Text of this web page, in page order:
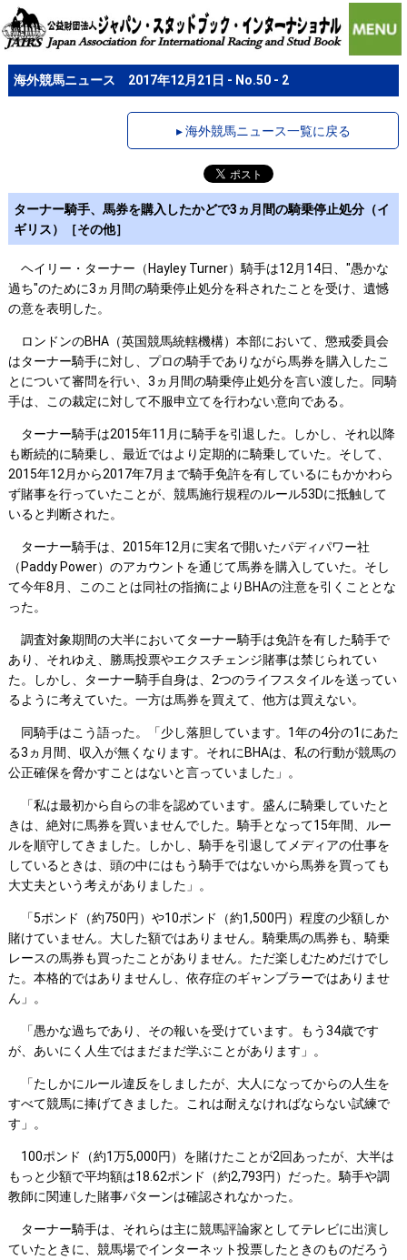
海外競馬ニュース 2017年12月21日 - No.50 - 2
▸ 海外競馬ニュース一覧に戻る
ターナー騎手、馬券を購入したかどで3ヵ月間の騎乗停止処分（イ
ギリス）［その他］
ヘイリー・ターナー（Hayley Turner）騎手は12月14日、"愚かな
過ち"のために3ヵ月間の騎乗停止処分を科されたことを受け、遺憾
の意を表明した。
ロンドンのBHA（英国競馬統轄機構）本部において、懲戒委員会
はターナー騎手に対し、プロの騎手でありながら馬券を購入したこ
とについて審問を行い、3ヵ月間の騎乗停止処分を言い渡した。同騎
手は、この裁定に対して不服申立てを行わない意向である。
ターナー騎手は2015年11月に騎手を引退した。しかし、それ以降
も断続的に騎乗し、最近ではより定期的に騎乗していた。そして、
2015年12月から2017年7月まで騎手免許を有しているにもかかわら
ず賭事を行っていたことが、競馬施行規程のルール53Dに抵触して
いると判断された。
ターナー騎手は、2015年12月に実名で開いたパディパワー社
（Paddy Power）のアカウントを通じて馬券を購入していた。そし
て今年8月、このことは同社の指摘によりBHAの注意を引くこととな
った。
調査対象期間の大半においてターナー騎手は免許を有した騎手で
あり、それゆえ、勝馬投票やエクスチェンジ賭事は禁じられてい
た。しかし、ターナー騎手自身は、2つのライフスタイルを送ってい
るように考えていた。一方は馬券を買えて、他方は買えない。
同騎手はこう語った。「少し落胆しています。1年の4分の1にあた
る3ヵ月間、収入が無くなります。それにBHAは、私の行動が競馬の
公正確保を脅かすことはないと言っていました」。
「私は最初から自らの非を認めています。盛んに騎乗していたと
きは、絶対に馬券を買いませんでした。騎手となって15年間、ルー
ルを順守してきました。しかし、騎手を引退してメディアの仕事を
しているときは、頭の中にはもう騎手ではないから馬券を買っても
大丈夫という考えがありました」。
「5ポンド（約750円）や10ポンド（約1,500円）程度の少額しか
賭けていません。大した額ではありません。騎乗馬の馬券も、騎乗
レースの馬券も買ったことがありません。ただ楽しむためだけでし
た。本格的ではありませんし、依存症のギャンブラーではありませ
ん」。
「愚かな過ちであり、その報いを受けています。もう34歳です
が、あいにく人生ではまだまだ学ぶことがあります」。
「たしかにルール違反をしましたが、大人になってからの人生を
すべて競馬に捧げてきました。これは耐えなければならない試練で
す」。
100ポンド（約1万5,000円）を賭けたことが2回あったが、大半は
もっと少額で平均額は18.62ポンド（約2,793円）だった。騎手や調
教師に関連した賭事パターンは確認されなかった。
ターナー騎手は、それらは主に競馬評論家としてテレビに出演し
ていたときに、競馬場でインターネット投票したときのものだろう